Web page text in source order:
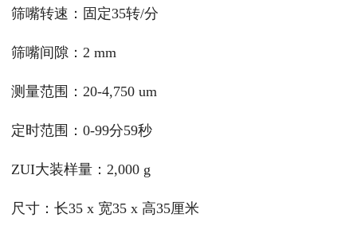
筛嘴转速：固定35转/分
筛嘴间隙：2 mm
测量范围：20-4,750 um
定时范围：0-99分59秒
ZUI大装样量：2,000 g
尺寸：长35 x 宽35 x 高35厘米